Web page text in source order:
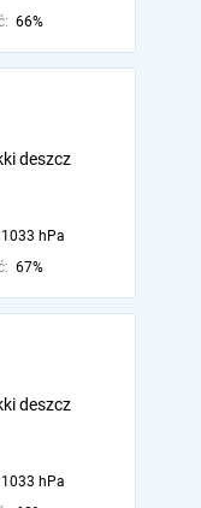
66%
deszcz
1033 hPa
67%
deszcz
1033 hPa